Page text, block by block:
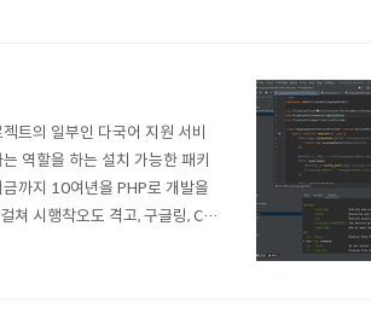
트의 일부인 다국어 지원 서비
역할을 하는 설치 가능한 패키
까지 10여년을 PHP로 개발을
쳐 시행착오도 격고, 구글링, Co
을 박제하고자 합니다.compos